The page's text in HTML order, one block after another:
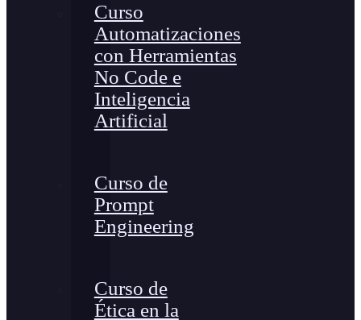
Curso
Automatizaciones
con Herramientas
No Code e
Inteligencia
Artificial
Curso de
Prompt
Engineering
Curso de
Ética en la